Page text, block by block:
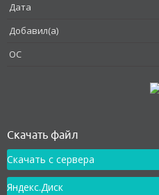
Дата
Добавил(а)
OC
Как установить
Скачать файл
Скачать с сервера
Яндекс.Диск